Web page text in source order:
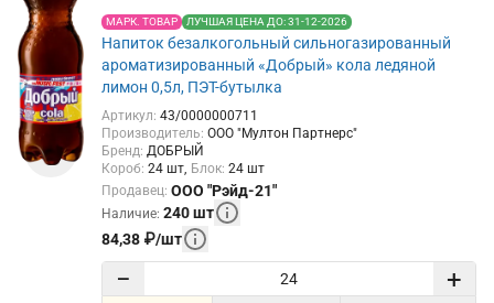
МАРК. ТОВАР ЛУЧШАЯ ЦЕНА ДО: 31-12-2026
Напиток безалкогольный сильногазированный
ароматизированный «Добрый» кола ледяной
лимон 0,5л, ПЭТ-бутылка
Артикул: 43/0000000711
Производитель: ООО "Мултон Партнерс"
Бренд: ДОБРЫЙ
Короб: 24 шт Блок: 24 шт
Продавец: ООО "Рэйд-21"
Наличие: 240шт
84,38 ₽/шт
− +